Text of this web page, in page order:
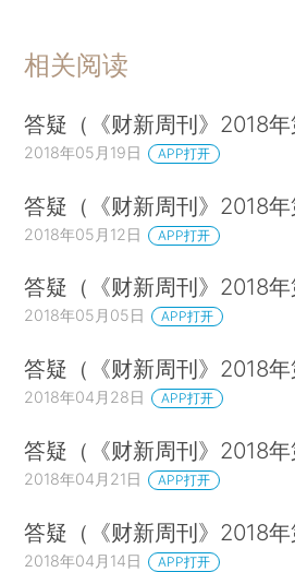
相关阅读
答疑（《财新周刊》2018年
2018年05月19日 APP打开
答疑（《财新周刊》2018年
2018年05月12日 APP打开
答疑（《财新周刊》2018年
2018年05月05日 APP打开
答疑（《财新周刊》2018年
2018年04月28日 APP打开
答疑（《财新周刊》2018年
2018年04月21日 APP打开
答疑（《财新周刊》2018年
2018年04月14日 APP打开